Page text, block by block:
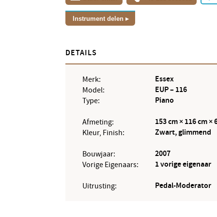
Instrument delen
DETAILS
Merk: Essex
Model: EUP – 116
Type: Piano
Afmeting: 153 cm × 116 cm ×
Kleur, Finish: Zwart, glimmend
Bouwjaar: 2007
Vorige Eigenaars: 1 vorige eigenaar
Uitrusting: Pedal-Moderator